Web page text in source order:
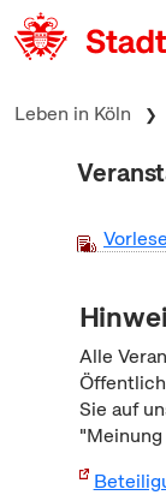
zum Inhalt springen
Leben in Köln
Alle
Sie auf
"Meinung